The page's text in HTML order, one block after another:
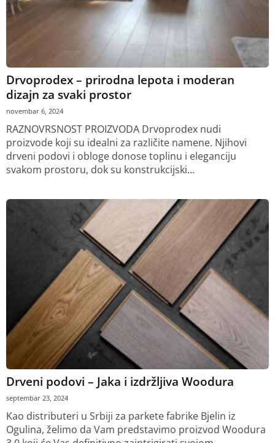
Drvoprodex – prirodna lepota i moderan
dizajn za svaki prostor
novembar 6, 2024
RAZNOVRSNOST PROIZVODA Drvoprodex nudi
proizvode koji su idealni za različite namene. Njihovi
drveni podovi i obloge donose toplinu i eleganciju
svakom prostoru, dok su konstrukcijski...
Drveni podovi – Jaka i izdržljiva Woodura
septembar 23, 2024
Kao distributeri u Srbiji za parkete fabrike Bjelin iz
Ogulina, želimo da Vam predstavimo proizvod Woodura